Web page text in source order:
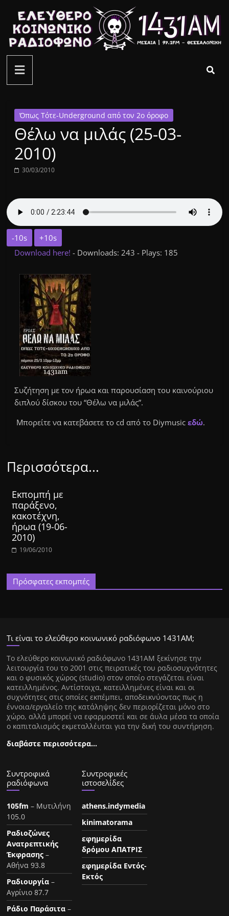
περιεχόμενο
ελεύθερο
κοινωνικό
ραδιόφωνο
1431AM
Όπως Τότε-Underground από τον 2ο όροφο
Θέλω να μιλάς (25-03-
2010)
30/03/2010
-10s
+10s
Download here!- Downloads: 243 - Plays: 185
Συζήτηση με τον ήρωα και παρουσίαση του καινούριου
διπλού δίσκου του “Θέλω να μιλάς”.
Μπορείτε να κατεβάσετε το cd από το Diymusicεδώ.
Περισσότερα...
Εκπομπή με
παράξενο,
κακοτέχνη,
ήρωα (19-06-
2010)
19/06/2010
Πρόσφατες εκπομπές
Τι είναι το ελεύθερο κοινωνικό ραδιόφωνο 1431ΑΜ;
Tο ελεύθερο κοινωνικό ραδιόφωνο 1431AM ξεκίνησε την
λειτουργία του το 2001 στις πειρατικές του ραδιοσυχνότητες
και ο φυσικός χώρος (studio) στον οποίο στεγάζεται είναι
κατειλλημένος. Αντίστοιχα, κατειλλημένες είναι και οι
συχνότητες στις οποίες εκπέμπει, αποδεικνύοντας πως η
έννοια/εργαλείο της κατάληψης δεν περιορίζεται μόνο στο
χώρο, αλλά μπορεί να εφαρμοστεί και σε άυλα μέσα τα οποία
ο καπιταλισμός εκμεταλλέυται για την δική του συντήρηση.
διαβάστε περισσότερα…
Συντροφικά
ραδιόφωνα
105fm – Μυτιλήνη
105.0
Ραδιοζώνες
Ανατρεπτικής
Έκφρασης –
Αθήνα 93.8
Ραδιουργία –
Αγρίνιο 87.7
Ράδιο Παράσιτα –
Συντροφικές
ιστοσελίδες
athens.indymedia
kinimatorama
εφημερίδα
δρόμου ΑΠΑΤΡΙΣ
εφημερίδα Εντός-
Εκτός